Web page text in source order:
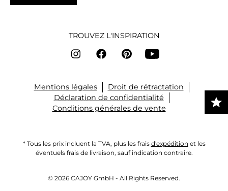
TROUVEZ L'INSPIRATION
Mentions légales
Droit de rétractation
Déclaration de confidentialité
Conditions générales de vente
* Tous les prix incluent la TVA, plus les frais d'expédition et les
éventuels frais de livraison, sauf indication contraire.
© 2026 CAJOY GmbH - All Rights Reserved.